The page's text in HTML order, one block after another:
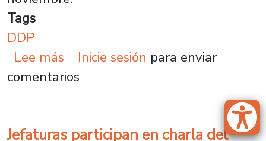
Tags
DDP
Lee más sobre Más de 100 personas
Inicie sesión para enviar
comentarios
Jefaturas participan en charla del